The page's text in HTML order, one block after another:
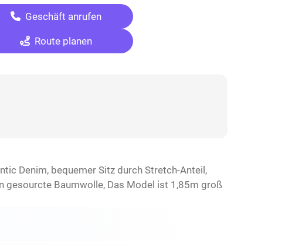
Geschäft anrufen
Route planen
Denim, bequemer Sitz durch Stretch-Anteil,
gesourcte Baumwolle, Das Model ist 1,85m groß